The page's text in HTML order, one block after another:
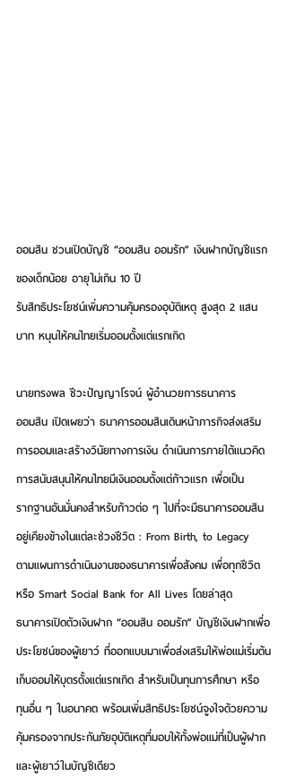
ออมสิน ชวนเปิดบัญชี “ออมสิน ออมรัก” เงินฝากบัญชีแรก
ของเด็กน้อย อายุไม่เกิน 10 ปี
รับสิทธิประโยชน์เพิ่มความคุ้มครองอุบัติเหตุ สูงสุด 2 แสน
บาท หนุนให้คนไทยเริ่มออมตั้งแต่แรกเกิด
นายทรงพล ชีวะปัญญาโรจน์ ผู้อำนวยการธนาคาร
ออมสิน เปิดเผยว่า ธนาคารออมสินเดินหน้าภารกิจส่งเสริม
การออมและสร้างวินัยทางการเงิน ดำเนินการภายใต้แนวคิด
การสนับสนุนให้คนไทยมีเงินออมตั้งแต่ก้าวแรก เพื่อเป็น
รากฐานอันมั่นคงสำหรับก้าวต่อ ๆ ไปที่จะมีธนาคารออมสิน
อยู่เคียงข้างในแต่ละช่วงชีวิต : From Birth, to Legacy
ตามแผนการดำเนินงานของธนาคารเพื่อสังคม เพื่อทุกชีวิต
หรือ Smart Social Bank for All Lives โดยล่าสุด
ธนาคารเปิดตัวเงินฝาก “ออมสิน ออมรัก” บัญชีเงินฝากเพื่อ
ประโยชน์ของผู้เยาว์ ที่ออกแบบมาเพื่อส่งเสริมให้พ่อแม่เริ่มต้น
เก็บออมให้บุตรตั้งแต่แรกเกิด สำหรับเป็นทุนการศึกษา หรือ
ทุนอื่น ๆ ในอนาคต พร้อมเพิ่มสิทธิประโยชน์จูงใจด้วยความ
คุ้มครองจากประกันภัยอุบัติเหตุที่มอบให้ทั้งพ่อแม่ที่เป็นผู้ฝาก
และผู้เยาว์ในบัญชีเดียว